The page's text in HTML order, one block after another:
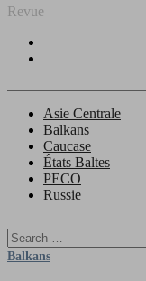
Revue
Asie Centrale
Balkans
Caucase
États Baltes
PECO
Russie
for:
Balkans